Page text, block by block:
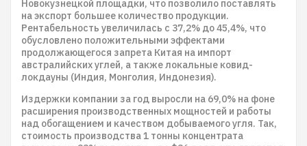
Новокузнецкой площадки, что позволило поставлять
на экспорт большее количество продукции.
Рентабельность увеличилась с 37,2% до 45,4%, что
обусловлено положительными эффектами
продолжающегося запрета Китая на импорт
австралийских углей, а также локальные ковид-
локдауны (Индия, Монголия, Индонезия).
Издержки компании за год выросли на 69,0% на фоне
расширения производственных мощностей и работы
над обогащением и качеством добываемого угля. Так,
стоимость производства 1 тонны концентрата